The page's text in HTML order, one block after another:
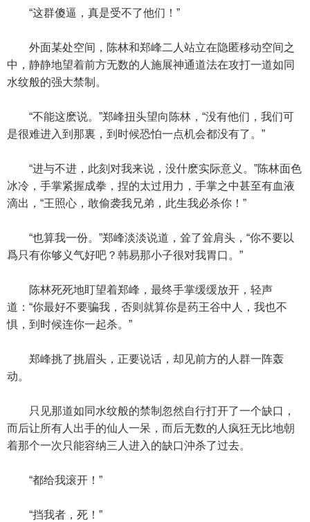
“这群傻逼，真是受不了他们！”
外面某处空间，陈林和郑峰二人站立在隐匿移动空间之
中，静静地望着前方无数的人施展神通道法在攻打一道如同
水纹般的强大禁制。
“不能这麽说。”郑峰扭头望向陈林，“没有他们，我们可
是很难进入到那裏，到时候恐怕一点机会都没有了。”
“进与不进，此刻对我来说，没什麽实际意义。”陈林面色
冰冷，手掌紧握成拳，捏的太过用力，手掌之中甚至有血液
滴出，“王照心，敢偷袭我兄弟，此生我必杀你！”
“也算我一份。”郑峰淡淡说道，耸了耸肩头，“你不要以
爲只有你够义气好吧？韩易那小子很对我胃口。”
陈林死死地盯望着郑峰，最终手掌缓缓放开，轻声
道：“你最好不要骗我，否则就算你是药王谷中人，我也不
惧，到时候连你一起杀。”
郑峰挑了挑眉头，正要说话，却见前方的人群一阵轰
动。
只见那道如同水纹般的禁制忽然自行打开了一个缺口，
而后让所有人出手的仙人一呆，而后无数的人疯狂无比地朝
着那个一次只能容纳三人进入的缺口沖杀了过去。
“都给我滚开！”
“挡我者，死！”